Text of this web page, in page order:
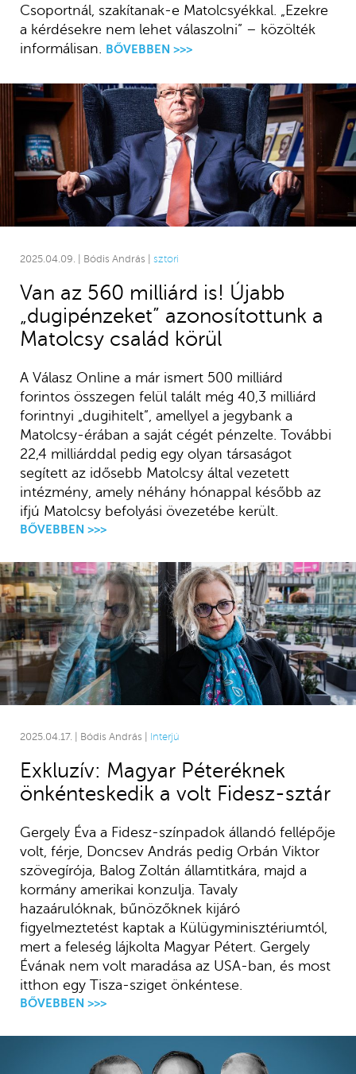
2025.04.17. | Bódis András | Interjú
Exkluzív: Magyar Péteréknek
önkénteskedik a volt Fidesz-sztár
Gergely Éva a Fidesz-színpadok állandó fellépője
volt, férje, Doncsev András pedig Orbán Viktor
szövegírója, Balog Zoltán államtitkára, majd a
kormány amerikai konzulja. Tavaly
hazaárulóknak, bűnözőknek kijáró
figyelmeztetést kaptak a Külügyminisztériumtól,
mert a feleség lájkolta Magyar Pétert. Gergely
Évának nem volt maradása az USA-ban, és most
itthon egy Tisza-sziget önkéntese.
BŐVEBBEN >>>
2025.04.09. | Bódis András | sztori
Van az 560 milliárd is! Újabb
„dugipénzeket” azonosítottunk a
Matolcsy család körül
A Válasz Online a már ismert 500 milliárd
forintos összegen felül talált még 40,3 milliárd
forintnyi „dugihitelt”, amellyel a jegybank a
Matolcsy-érában a saját cégét pénzelte. További
22,4 milliárddal pedig egy olyan társaságot
segített az idősebb Matolcsy által vezetett
intézmény, amely néhány hónappal később az
ifjú Matolcsy befolyási övezetébe került.
BŐVEBBEN >>>
Csoportnál, szakítanak-e Matolcsyékkal. „Ezekre
a kérdésekre nem lehet válaszolni” – közölték
informálisan.
BŐVEBBEN >>>